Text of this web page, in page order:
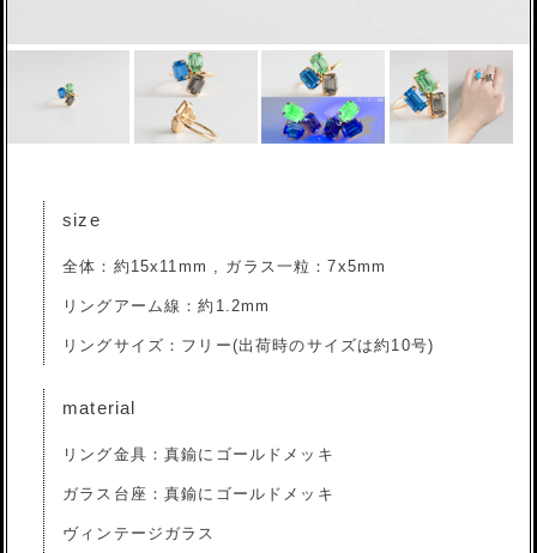
size
全体：約15x11mm , ガラス一粒：7x5mm
リングアーム線：約1.2mm
リングサイズ：フリー(出荷時のサイズは約10号)
material
リング金具：真鍮にゴールドメッキ
ガラス台座：真鍮にゴールドメッキ
ヴィンテージガラス